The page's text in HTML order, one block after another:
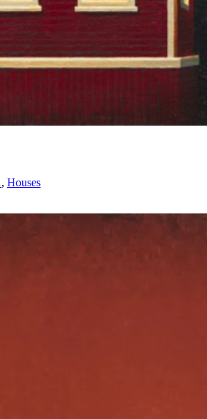
, Houses